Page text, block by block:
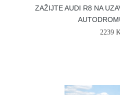
ZAŽIJTE AUDI R8 NA
2239